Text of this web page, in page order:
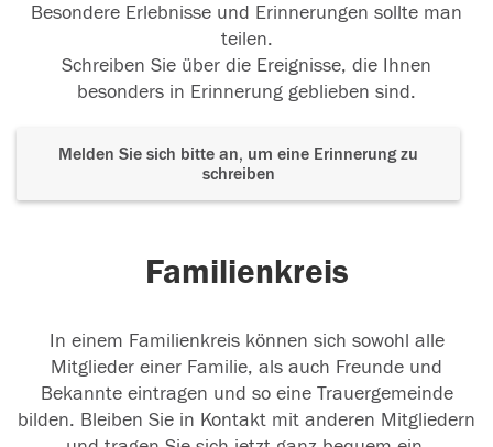
Besondere Erlebnisse und Erinnerungen sollte man
teilen.
Schreiben Sie über die Ereignisse, die Ihnen
besonders in Erinnerung geblieben sind.
Melden Sie sich bitte an, um eine Erinnerung zu
schreiben
Familienkreis
In einem Familienkreis können sich sowohl alle
Mitglieder einer Familie, als auch Freunde und
Bekannte eintragen und so eine Trauergemeinde
bilden. Bleiben Sie in Kontakt mit anderen Mitgliedern